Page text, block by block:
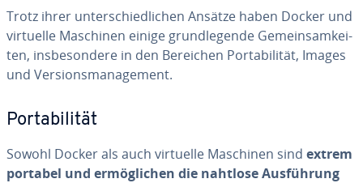
Trotz ihrer un­ter­schied­li­chen Ansätze haben Docker und
virtuelle Maschinen einige grund­le­gen­de Ge­mein­sam­kei­
ten, ins­be­son­de­re in den Bereichen Por­ta­bi­li­tät, Images
und Ver­si­ons­ma­nage­ment.
Por­ta­bi­li­tät
Sowohl Docker als auch virtuelle Maschinen sind extrem
portabel und er­mög­li­chen die nahtlose Aus­füh­rung